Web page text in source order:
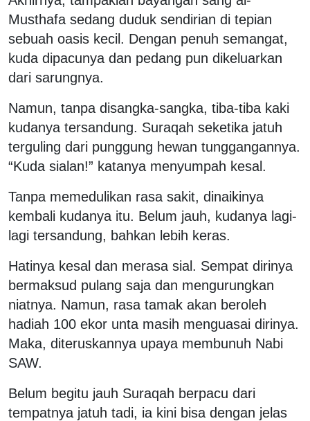
Musthafa sedang duduk sendirian di tepian
sebuah oasis kecil. Dengan penuh semangat,
kuda dipacunya dan pedang pun dikeluarkan
dari sarungnya.
Namun, tanpa disangka-sangka, tiba-tiba kaki
kudanya tersandung. Suraqah seketika jatuh
terguling dari punggung hewan tunggangannya.
“Kuda sialan!” katanya menyumpah kesal.
Tanpa memedulikan rasa sakit, dinaikinya
kembali kudanya itu. Belum jauh, kudanya lagi-
lagi tersandung, bahkan lebih keras.
Hatinya kesal dan merasa sial. Sempat dirinya
bermaksud pulang saja dan mengurungkan
niatnya. Namun, rasa tamak akan beroleh
hadiah 100 ekor unta masih menguasai dirinya.
Maka, diteruskannya upaya membunuh Nabi
SAW.
Belum begitu jauh Suraqah berpacu dari
tempatnya jatuh tadi, ia kini bisa dengan jelas